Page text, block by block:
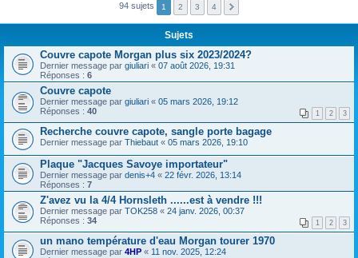
94 sujets 1 2 3 4
Sujets
Couvre capote Morgan plus six 2023/2024?
Dernier message par giuliari « 07 août 2026, 19:31
Réponses : 6
Couvre capote
Dernier message par giuliari « 05 mars 2026, 19:12
Réponses : 40 1 2 3
Recherche couvre capote, sangle porte bagage
Dernier message par Thiebaut « 05 mars 2026, 19:10
Plaque "Jacques Savoye importateur"
Dernier message par denis+4 « 22 févr. 2026, 13:14
Réponses : 7
Z'avez vu la 4/4 Hornsleth ......est à vendre !!!
Dernier message par TOK258 « 24 janv. 2026, 00:37
Réponses : 34 1 2 3
un mano température d'eau Morgan tourer 1970
Dernier message par 4HP « 11 nov. 2025, 12:24